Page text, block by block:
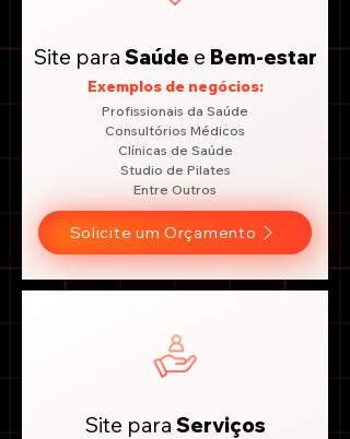
Site para Saúde e Bem-estar
Exemplos de negócios:
Profissionais da Saúde
Consultórios Médicos
Clínicas de Saúde
Studio de Pilates
Entre Outros
Solicite um Orçamento
Site para Serviços